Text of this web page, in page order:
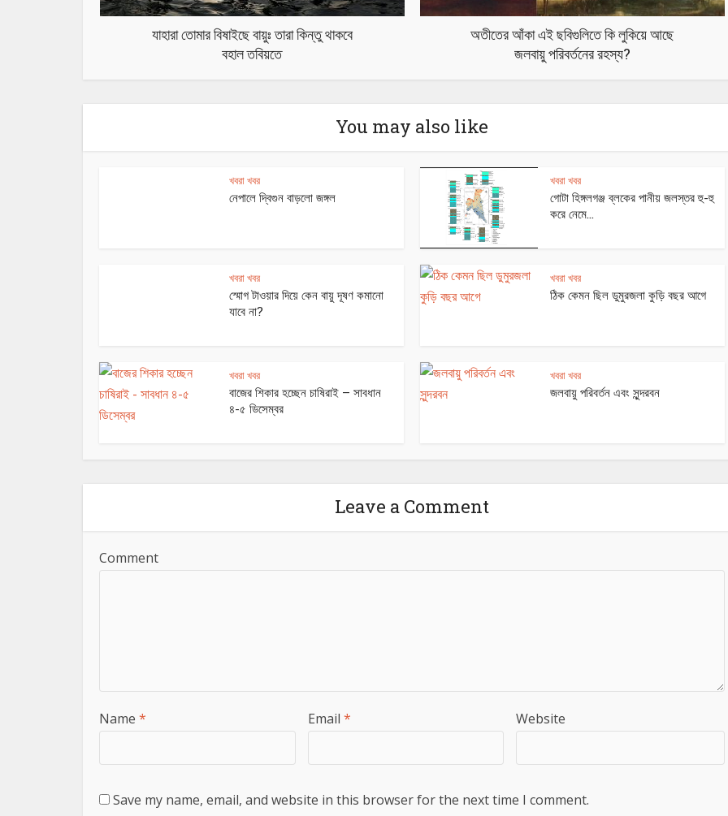
যাহারা তোমার বিষাইছে বায়ুঃ তারা কিন্তু থাকবে
বহাল তবিয়তে
অতীতের আঁকা এই ছবিগুলিতে কি লুকিয়ে আছে
জলবায়ু পরিবর্তনের রহস্য?
You may also like
খবরা খবর
নেপালে দ্বিগুন বাড়লো জঙ্গল
খবরা খবর
গোটা হিঙ্গলগঞ্জ ব্লকের পানীয় জলস্তর হু-হু
করে নেমে...
খবরা খবর
স্মোগ টাওয়ার দিয়ে কেন বায়ু দূষণ কমানো
যাবে না?
খবরা খবর
ঠিক কেমন ছিল ডুমুরজলা কুড়ি বছর আগে
খবরা খবর
বাজের শিকার হচ্ছেন চাষিরাই – সাবধান
৪-৫ ডিসেম্বর
খবরা খবর
জলবায়ু পরিবর্তন এবং সুন্দরবন
Leave a Comment
Comment
Name * Email * Website
Save my name, email, and website in this browser for the next time I comment.